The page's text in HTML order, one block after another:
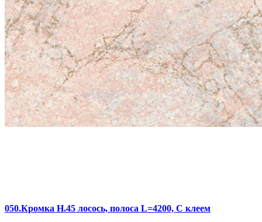
050.Кромка Н.45 лосось, полоса L=4200, С клеем